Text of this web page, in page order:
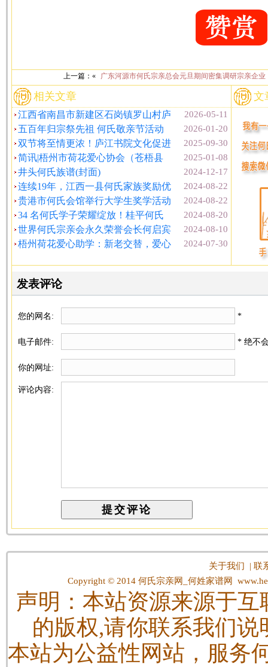
上一篇：« 广东河源市何氏宗亲总会元旦期间密集调研宗亲企业
相关文章
2026-05-11
江西省南昌市新建区石岗镇罗山村庐
2026-01-20
五百年归宗祭先祖 何氏敬亲节活动
2025-09-30
双节将至情更浓！庐江书院文化促进
2025-01-08
简讯|梧州市荷花爱心协会（苍梧县
2024-12-17
井头何氏族谱(封面)
2024-08-22
连续19年，江西一县何氏家族奖励优
2024-08-22
贵港市何氏会馆举行大学生奖学活动
2024-08-20
34 名何氏学子荣耀绽放！桂平何氏
2024-08-10
世界何氏宗亲会永久荣誉会长何启宾
2024-07-30
梧州荷花爱心助学：新老交替，爱心
文
发表评论
您的网名: *
电子邮件: * 绝不
你的网址:
评论内容:
关于我们 |联
Copyright © 2014 何氏宗亲网_何姓家谱网
声明：本站资源来源于
的版权,请你联系我们
本站为公益性网站，服务